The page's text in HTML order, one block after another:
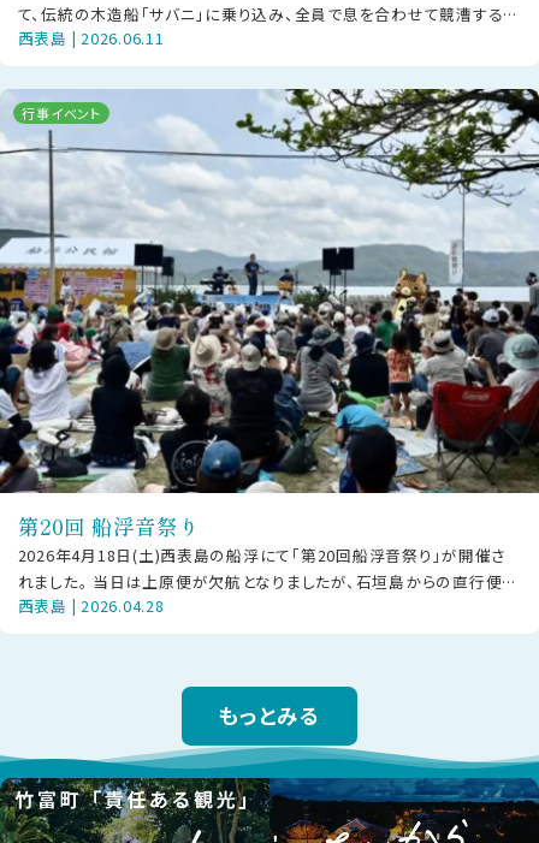
て、伝統の木造船「サバニ」に乗り込み、全員で息を合わせて競漕する
「ハーリー」が幕を開けます！日時
西表島 | 2026.06.11
行事イベント
第20回 船浮音祭り
2026年4月18日(土)西表島の船浮にて「第20回船浮音祭り」が開催さ
れました。 当日は上原便が欠航となりましたが、石垣島からの直行便や
大原経由で駆けつけた方
西表島 | 2026.04.28
もっとみる